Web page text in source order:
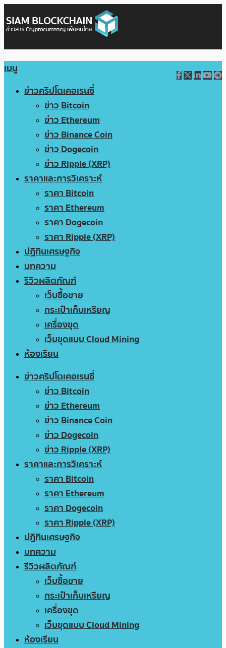
เมนู
ข่าวคริปโตเคอเรนซี่
ข่าว Bitcoin
ข่าว Ethereum
ข่าว Binance Coin
ข่าว Dogecoin
ข่าว Ripple (XRP)
ราคาและการวิเคราะห์
ราคา Bitcoin
ราคา Ethereum
ราคา Dogecoin
ราคา Ripple (XRP)
ปฏิทินเศรษฐกิจ
บทความ
รีวิวผลิตภัณฑ์
เว็บซื้อขาย
กระเป๋าเก็บเหรียญ
เครื่องขุด
เว็บขุดแบบ Cloud Mining
ห้องเรียน
ข่าวคริปโตเคอเรนซี่
ข่าว Bitcoin
ข่าว Ethereum
ข่าว Binance Coin
ข่าว Dogecoin
ข่าว Ripple (XRP)
ราคาและการวิเคราะห์
ราคา Bitcoin
ราคา Ethereum
ราคา Dogecoin
ราคา Ripple (XRP)
ปฏิทินเศรษฐกิจ
บทความ
รีวิวผลิตภัณฑ์
เว็บซื้อขาย
กระเป๋าเก็บเหรียญ
เครื่องขุด
เว็บขุดแบบ Cloud Mining
ห้องเรียน